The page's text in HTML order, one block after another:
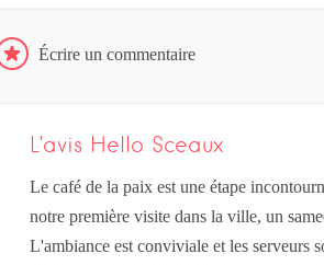
Écrire un commentaire
L’avis Hello Sceaux
Le café de la paix est une étape
notre première visite dans la ville, un
L'ambiance est conviviale et les serveurs